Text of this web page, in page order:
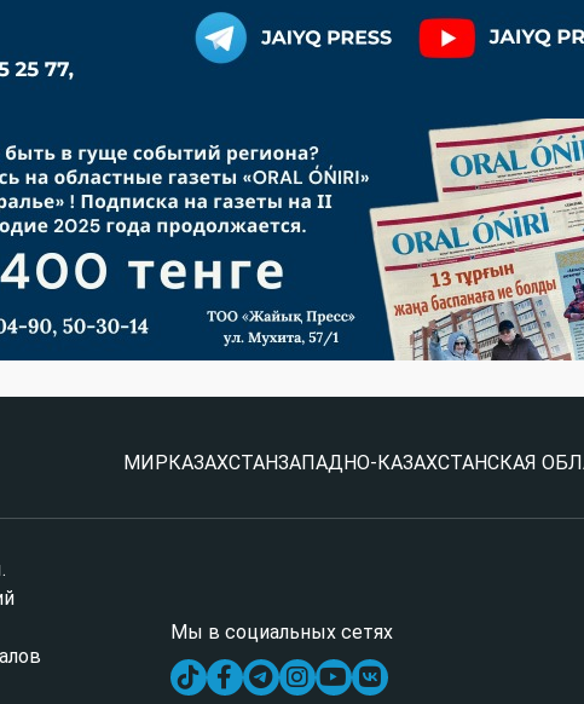
МИРКАЗАХСТАНЗАПАДНО-КАЗАХСТАНСКАЯ
Мы в социальных сетях